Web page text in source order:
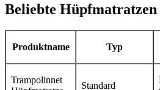
Beliebte
Produktname Typ
Trampolinnet
Standard